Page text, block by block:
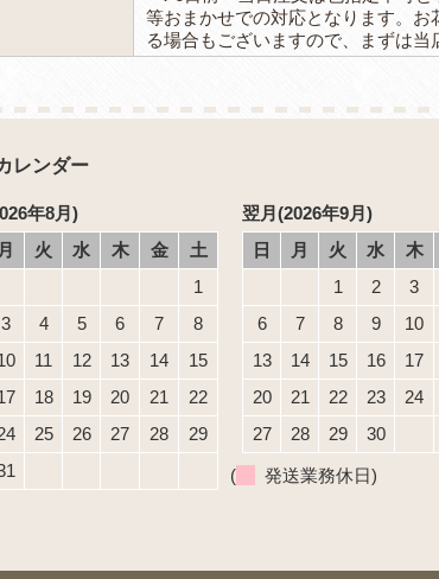
等おまかせでの対応となります。
る場合もございますので、まずは
レンダー
年8月)
火 水 木 金
土
1
3
4 5 6 7
8
11 12 13 14
15
18 19 20 21
22
25 26 27 28
29
翌月(2026年9月)
日
月 火 水 木
1
2 3
6
7 8 9 10
13
14 15 16 17
20
21 22 23 24
27
28 29 30
( 発送業務休日)